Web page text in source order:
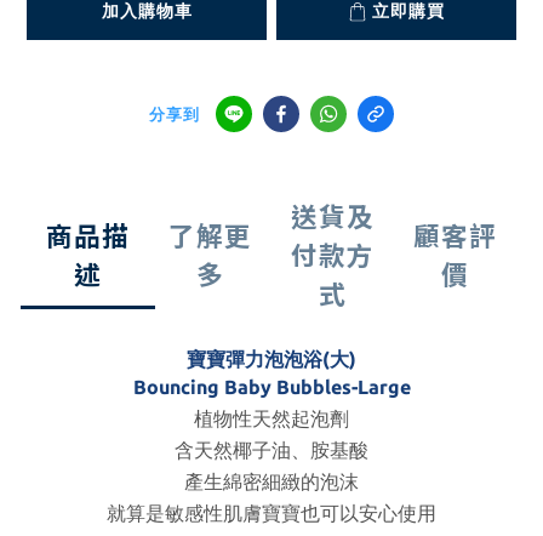
加入購物車 立即購買
分享到
商品描
述
了解更
多
送貨及
付款方
式
顧客評
價
寶寶彈力泡泡浴(大)
Bouncing Baby Bubbles-Large
植物性天然起泡劑
含天然椰子油、胺基酸
產生綿密細緻的泡沫
就算是敏感性肌膚寶寶也可以安心使用